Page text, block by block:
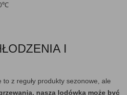
I
to z reguły produkty sezonowe, ale
nasza lodówka może być